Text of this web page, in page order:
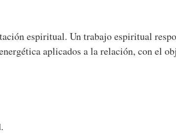
espiritual. Un trabajo espiritual
aplicados a la relación, con el